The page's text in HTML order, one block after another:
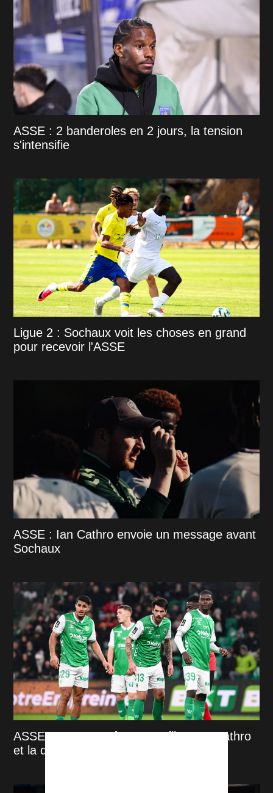
ASSE : 2 banderoles en 2 jours, la tension
s'intensifie
Ligue 2 : Sochaux voit les choses en grand
pour recevoir l'ASSE
ASSE : Ian Cathro envoie un message avant
Sochaux
ASSE : un casse-tête se profile pour Cathro
et la direction stéphanoise